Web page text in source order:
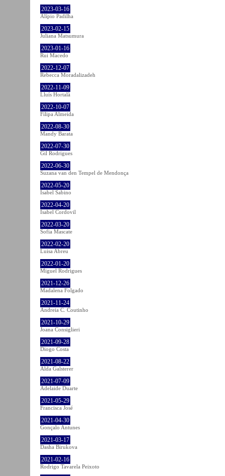
2023-03-16
Alípio Padilha
2023-02-15
Juliana Matsumura
2023-01-16
Rui Macedo
2022-12-07
Rebecca Moradalizadeh
2022-11-09
Lluís Hortalà
2022-10-07
Filipa Almeida
2022-08-30
Mandy Barata
2022-07-30
Gil Rodrigues
2022-06-30
Suzana van den Tempel de Mendonça
2022-05-20
Isabel Sabino
2022-04-20
Isabel Cordovil
2022-03-20
Sofia Mascate
2022-02-20
Luisa Abreu
2022-01-20
Miguel Rodrigues
2021-12-26
Madalena Folgado
2021-11-24
Andreia C. Coutinho
2021-10-29
Joana Consiglieri
2021-09-28
Diogo Costa
2021-08-22
Alda Galsterer
2021-07-09
Adelaide Duarte
2021-05-29
Francisca José
2021-04-30
Gonçalo Antunes
2021-03-17
Dasha Birukova
2021-02-16
Rodrigo Tavarela Peixoto